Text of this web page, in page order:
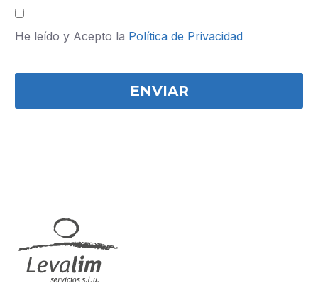
He leído y Acepto la Política de Privacidad